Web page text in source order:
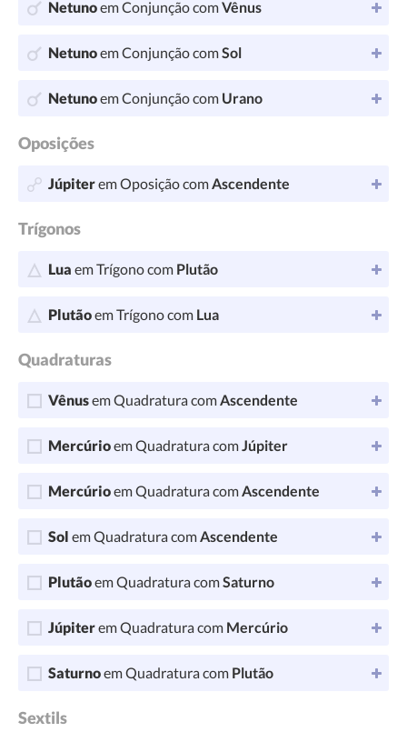
Netunoem Conjunção comVênus
Netunoem Conjunção comSol
Netunoem Conjunção com Urano
Oposições
Júpiterem Oposição comAscendente
Trígonos
Lua em Trígono com Plutão
Plutãoem Trígono com Lua
Quadraturas
Vênusem Quadratura comAscendente
Mercúrioem Quadratura comJúpiter
Mercúrioem Quadratura comAscendente
Sol em Quadratura comAscendente
Plutãoem Quadratura comSaturno
Júpiterem Quadratura com Mercúrio
Saturnoem Quadratura com Plutão
Sextils